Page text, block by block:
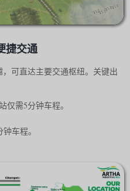
捷交通
可直达主要交通枢纽。关键出
仅需5分钟车程。
车程。